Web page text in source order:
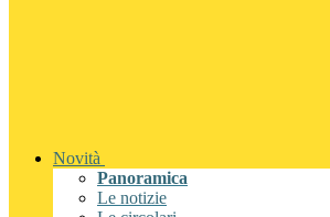
Novità
Panoramica
Le notizie